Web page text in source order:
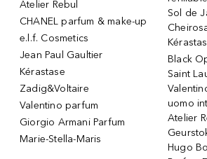
Atelier Rebul
CHANEL parfum & make-up
e.l.f. Cosmetics
Jean Paul Gaultier
Kérastase
Zadig&Voltaire
Valentino parfum
Giorgio Armani Parfum
Marie-Stella-Maris
Sol de
Black
Saint
uomo
Atelier
Hugo